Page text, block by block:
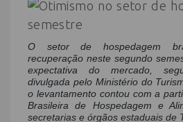
O setor de hospedagem
recuperação neste segundo
expectativa do mercado,
divulgada pelo Ministério do
o levantamento contou com a
Brasileira de Hospedagem e
secretarias e órgãos estaduais de